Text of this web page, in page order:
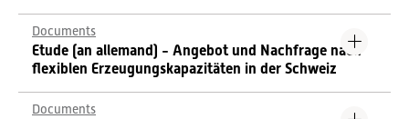
Documents
Etude (an allemand) - Angebot und Nachfrage nach
flexiblen Erzeugungskapazitäten in der Schweiz
Documents